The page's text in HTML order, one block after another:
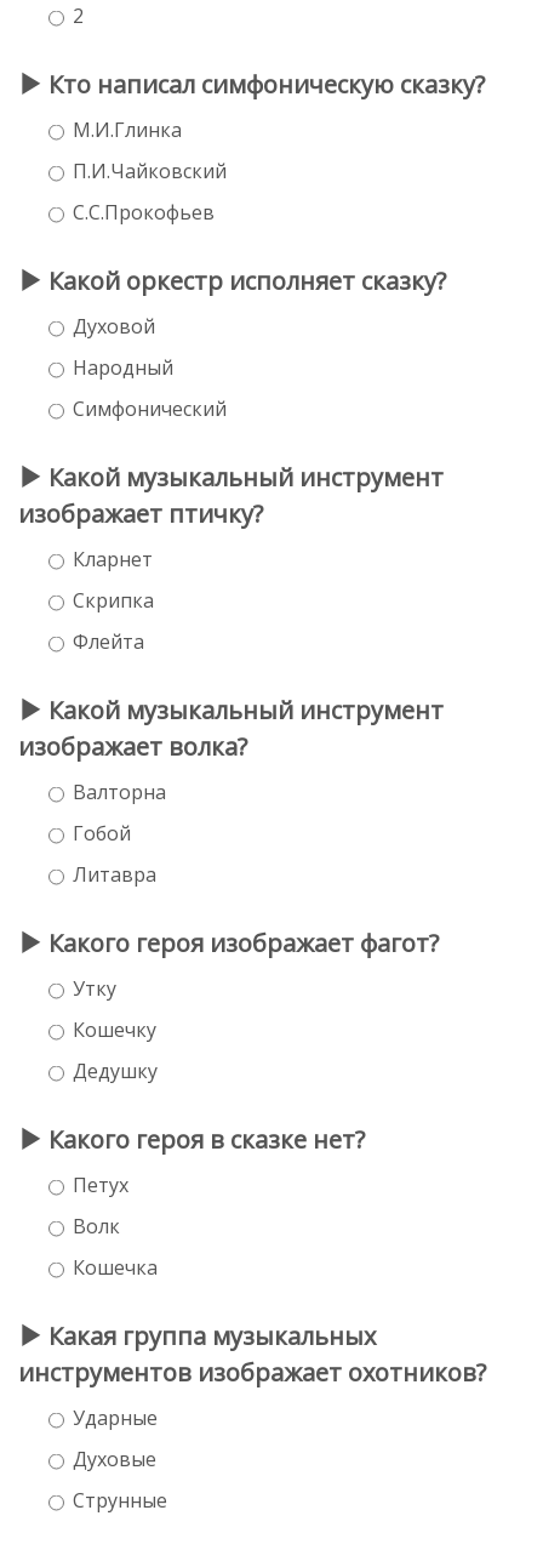
2
Кто написал симфоническую сказку?
М.И.Глинка
П.И.Чайковский
С.С.Прокофьев
Какой оркестр исполняет сказку?
Духовой
Народный
Симфонический
Какой музыкальный инструмент
изображает птичку?
Кларнет
Скрипка
Флейта
Какой музыкальный инструмент
изображает волка?
Валторна
Гобой
Литавра
Какого героя изображает фагот?
Утку
Кошечку
Дедушку
Какого героя в сказке нет?
Петух
Волк
Кошечка
Какая группа музыкальных
инструментов изображает охотников?
Ударные
Духовые
Струнные